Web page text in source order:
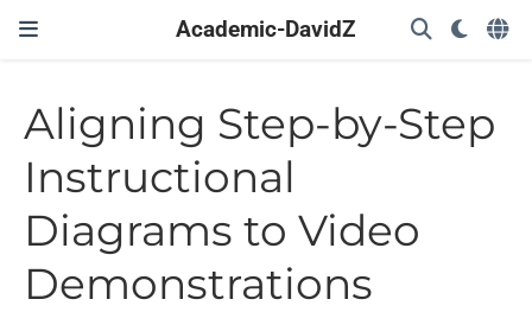
Academic-DavidZ
Aligning Step-by-Step
Instructional
Diagrams to Video
Demonstrations